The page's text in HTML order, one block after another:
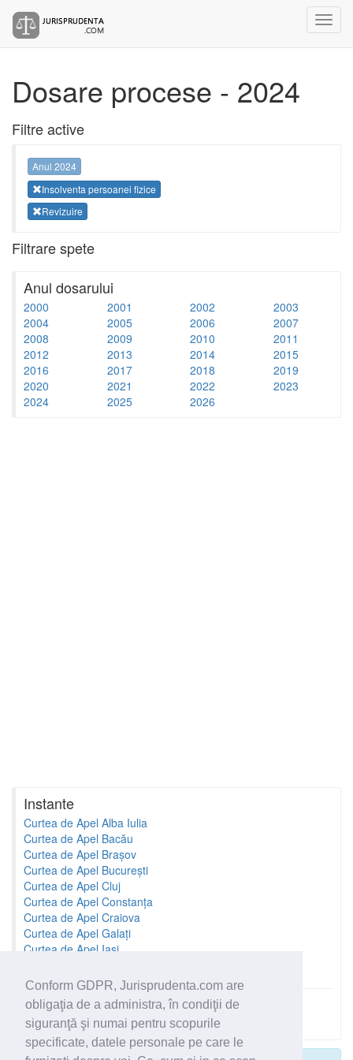
Conform GDPR, Jurisprudenta.com are
obligaţia de a administra, în condiţii de
siguranţă şi numai pentru scopurile
specificate, datele personale pe care le
Dosare procese - 2024
Filtre active
Anul 2024
Insolventa persoanei fizice
Revizuire
Filtrare spete
Anul dosarului
2000 2001 2002
2003
2004
2005 2006
2007
2008
2009 2010
2011
2012
2013 2014
2015
2016
2017 2018
2019
2020
2021 2022
2023
2024
2025 2026
Instante
Curtea de Apel Alba Iulia
Curtea de Apel Bacău
Curtea de Apel Brașov
Curtea de Apel București
Curtea de Apel Cluj
Curtea de Apel Constanța
Curtea de Apel Craiova
Curtea de Apel Galați
Curtea de Apel Iași
Toate instantele